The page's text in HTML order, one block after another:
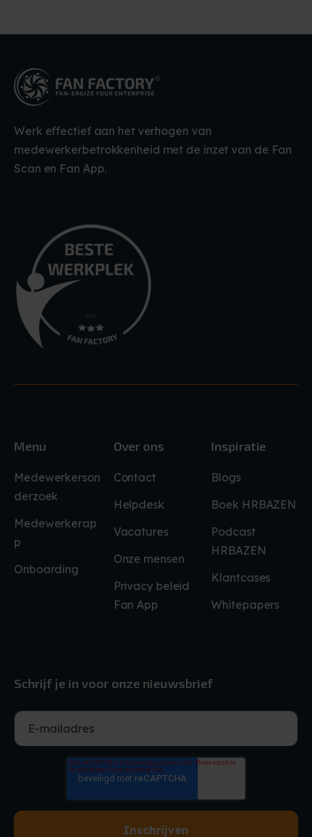
Werk effectief aan het verhogen van
medewerkerbetrokkenheid met de inzet van de Fan
Scan en Fan App.
Menu
Medewerkerson
derzoek
Medewerkerap
p
Onboarding
Over ons
Contact
Helpdesk
Vacatures
Onze mensen
Privacy beleid
Fan App
Inspiratie
Blogs
Boek HRBAZEN
Podcast
HRBAZEN
Klantcases
Whitepapers
Schrijf je in voor onze nieuwsbrief